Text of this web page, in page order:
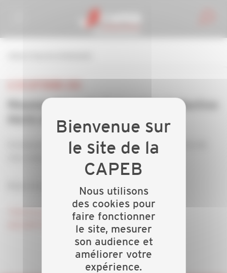
Réunion Nouvelle Convention Collective
PAYS GEX
Employeurs du bâtiment, venez vous informer près de
Réservé aux adhérents CAPEB
Téléchargez le programme
Nous utilisons
des cookies pour
faire fonctionner
le site, mesurer
son audience et
améliorer votre
expérience.